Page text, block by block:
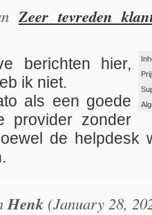
Zeer tevreden
berichten hier,
ik niet.
als een goede
provider zonder
de helpdesk
Henk (January 28,